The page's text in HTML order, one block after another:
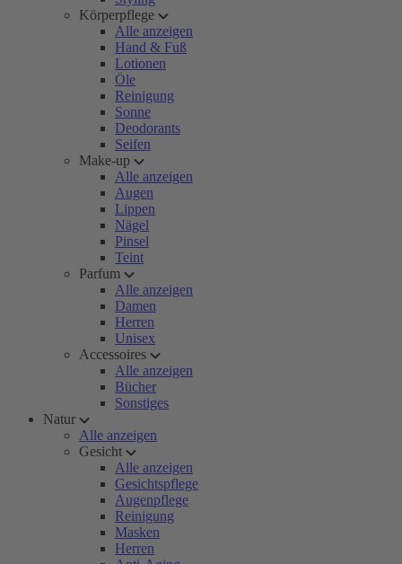
Körperpflege
Alle anzeigen
Hand & Fuß
Lotionen
Öle
Reinigung
Sonne
Deodorants
Seifen
Make-up
Alle anzeigen
Augen
Lippen
Nägel
Pinsel
Teint
Parfum
Alle anzeigen
Damen
Herren
Unisex
Accessoires
Alle anzeigen
Bücher
Sonstiges
Natur
Alle anzeigen
Gesicht
Alle anzeigen
Gesichtspflege
Augenpflege
Reinigung
Masken
Herren